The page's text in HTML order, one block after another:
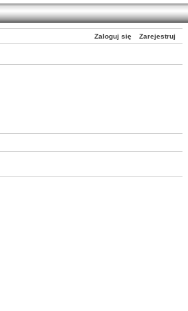
Zaloguj się Zarejestruj